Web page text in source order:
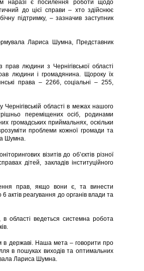
наразі є посилення роботи щодо
до цієї справи – хто здійснює
підтримку, – зазначив заступник
Лариса Шумна, Представник
людини з Чернігівської області
людини і громадянина. Щороку їх
права – 2266, соціальні – 255,
області в межах нашого
переміщених осіб, родинами
громадських приймальнях, оскільки
проблеми кожної громади та
Шумна.
візитів до об’єктів різної
дітей, закладів інституційного
прав, якщо вони є, та винести
актів реагування до органів влади та
в області ведеться системна робота
в державі. Наша мета – говорити про
в пошуках виходів та оптимальних
Лариса Шумна.